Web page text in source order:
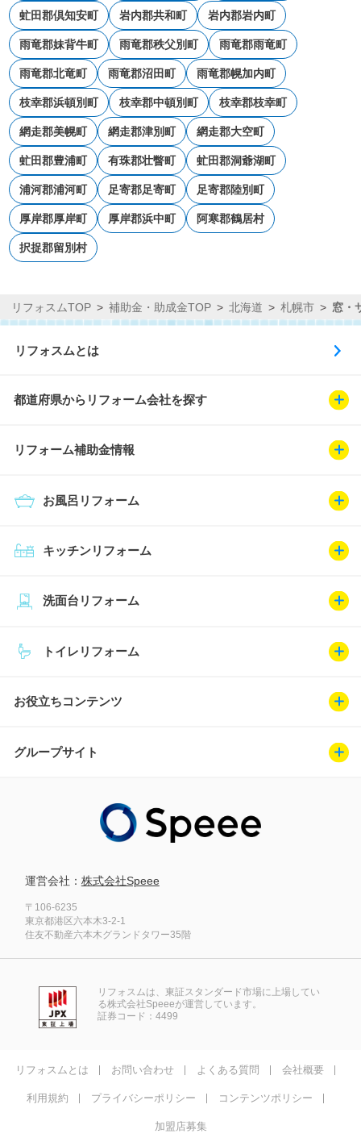
虻田郡倶知安町 岩内郡共和町 岩内郡岩内町
雨竜郡妹背牛町 雨竜郡秩父別町 雨竜郡雨竜町
雨竜郡北竜町 雨竜郡沼田町 雨竜郡幌加内町
枝幸郡浜頓別町 枝幸郡中頓別町 枝幸郡枝幸町
網走郡美幌町 網走郡津別町 網走郡大空町
虻田郡豊浦町 有珠郡壮瞥町 虻田郡洞爺湖町
浦河郡浦河町 足寄郡足寄町 足寄郡陸別町
厚岸郡厚岸町 厚岸郡浜中町 阿寒郡鶴居村
択捉郡留別村
リフォスムTOP 補助金・助成金TOP 北海道 札幌市 窓・
リフォスムとは
都道府県からリフォーム会社を探す
リフォーム補助金情報
キッチンリフォーム
お風呂リフォーム
トイレリフォーム
洗面台リフォーム
お役立ちコンテンツ
グループサイト
運営会社： 株式会社Speee
〒106-6235
東京都港区六本木3-2-1
住友不動産六本木グランドタワー35階
リフォスムは、東証スタンダード市場に上場してい
る株式会社Speeeが運営しています。
証券コード：4499
リフォスムとは お問い合わせ よくある質問 会社概要
利用規約 プライバシーポリシー コンテンツポリシー
加盟店募集